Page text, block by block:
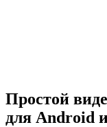
Простой
для Android